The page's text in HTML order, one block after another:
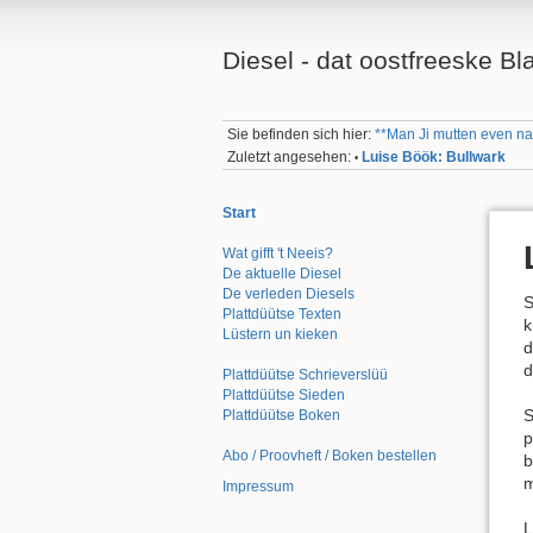
Diesel - dat oostfreeske
Sie befinden sich hier:**Man Ji mutten even
Zuletzt angesehen: • Luise Böök: Bullwark
Start
Wat gifft 't Neeis?
De aktuelle Diesel
De verleden Diesels
Plattdüütse Texten
Lüstern un kieken
Plattdüütse Schrieverslüü
Plattdüütse Sieden
Plattdüütse Boken
Abo / Proovheft / Boken bestellen
Impressum